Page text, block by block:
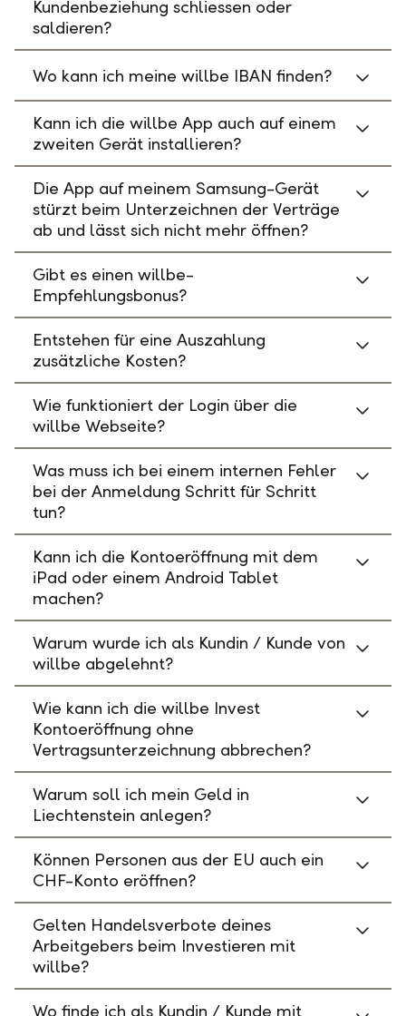
Kundenbeziehung schliessen oder
saldieren?
Wo kann ich meine willbe IBAN finden?
Kann ich die willbe App auch auf einem
zweiten Gerät installieren?
Die App auf meinem Samsung-Gerät
stürzt beim Unterzeichnen der Verträge
ab und lässt sich nicht mehr öffnen?
Gibt es einen willbe-
Empfehlungsbonus?
Entstehen für eine Auszahlung
zusätzliche Kosten?
Wie funktioniert der Login über die
willbe Webseite?
Was muss ich bei einem internen Fehler
bei der Anmeldung Schritt für Schritt
tun?
Kann ich die Kontoeröffnung mit dem
iPad oder einem Android Tablet
machen?
Warum wurde ich als Kundin / Kunde von
willbe abgelehnt?
Wie kann ich die willbe Invest
Kontoeröffnung ohne
Vertragsunterzeichnung abbrechen?
Warum soll ich mein Geld in
Liechtenstein anlegen?
Können Personen aus der EU auch ein
CHF-Konto eröffnen?
Gelten Handelsverbote deines
Arbeitgebers beim Investieren mit
willbe?
Wo finde ich als Kundin / Kunde mit